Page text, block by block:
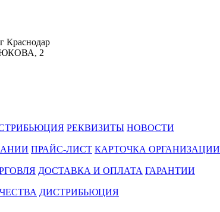
Краснодар
2
РЕКВИЗИТЫ НОВОСТИ
ПРАЙС-ЛИСТ КАРТОЧКА ОРГАНИЗАЦИИ
ДОСТАВКА И ОПЛАТА ГАРАНТИИ
ДИСТРИБЬЮЦИЯ